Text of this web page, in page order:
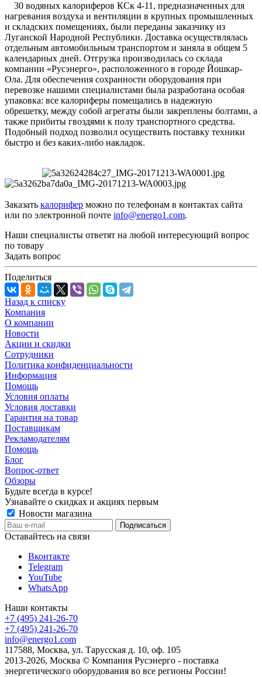
30 водяных калориферов КСк 4-11, предназначенных для
нагревания воздуха и вентиляции в крупных промышленных
и складских помещениях, были переданы заказчику из
Луганской Народной Республики. Доставка осуществлялась
отдельным автомобильным транспортом и заняла в общем 5
календарных дней. Отгрузка производилась со склада
компании «Русэнерго», расположенного в городе Йошкар-
Ола. Для обеспечения сохранности оборудования при
перевозке нашими специалистами была разработана особая
упаковка: все калориферы помещались в надежную
обрешетку, между собой агрегаты были закреплены болтами, а
также прибиты гвоздями к полу транспортного средства.
Подобный подход позволил осуществить поставку техники
быстро и без каких-либо накладок.
Заказать калорифер можно по телефонам в контактах сайта
или по электронной почте info@energo1.com.
Наши специалисты ответят на любой интересующий вопрос
по товару
Задать вопрос
Поделиться
Назад к списку
Компания
О компании
Новости
Акции и скидки
Сотрудники
Политика конфиденциальности
Информация
Помощь
Условия оплаты
Условия доставки
Гарантия на товар
Поставщикам
Рекламодателям
Помощь
Блог
Вопрос-ответ
Обзоры
Будьте всегда в курсе!
Узнавайте о скидках и акциях первым
Новости магазина
Оставайтесь на связи
Вконтакте
Telegram
YouTube
WhatsApp
Наши контакты
+7 (495) 241-26-70
+7 (495) 241-26-70
info@energo1.com
117588, Москва, ул. Тарусская д. 10, оф. 105
2013-2026, Москва © Компания Русэнерго - поставка
энергетического оборудования во все регионы России!